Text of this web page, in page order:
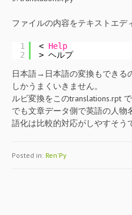
ファイルの内容をテキストエ
1
2
< Help
> ヘルプ
日本語→日本語の変換もできる
しかうまくいきません。
ルビ変換をこのtranslations.rpt
でも文章データ側で英語の人
語化は比較的対応がしやすそう
Posted in: Ren'Py